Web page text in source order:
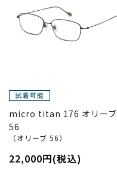
micro titan 176 オリーブ
56
（オリーブ 56）
22,000円(税込)